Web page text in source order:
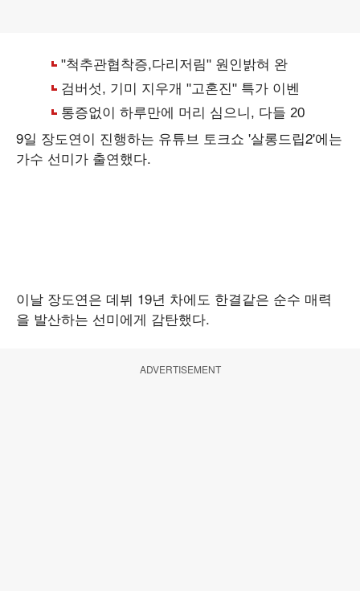
9일 장도연이 진행하는 유튜브 토크쇼 '살롱드립2'에는
가수 선미가 출연했다.
이날 장도연은 데뷔 19년 차에도 한결같은 순수 매력
을 발산하는 선미에게 감탄했다.
ADVERTISEMENT